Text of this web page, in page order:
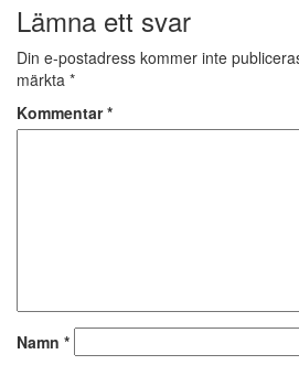
Lämna ett svar
Din e-postadress kommer inte
märkta *
Kommentar*
Namn *